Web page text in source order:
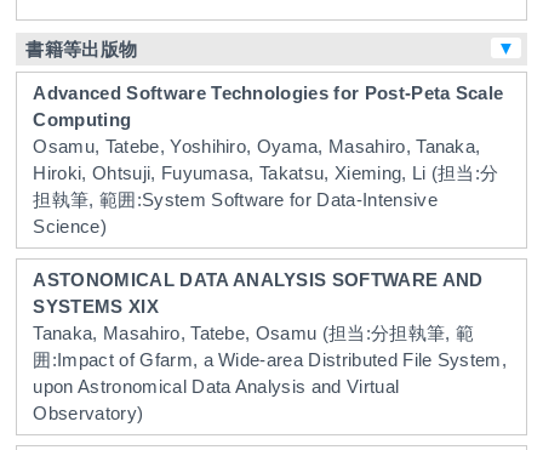
書籍等出版物 ▼
Advanced Software Technologies for Post-Peta Scale
Computing
Osamu, Tatebe, Yoshihiro, Oyama, Masahiro, Tanaka,
Hiroki, Ohtsuji, Fuyumasa, Takatsu, Xieming, Li (担当:分
担執筆, 範囲:System Software for Data-Intensive
Science)
ASTONOMICAL DATA ANALYSIS SOFTWARE AND
SYSTEMS XIX
Tanaka, Masahiro, Tatebe, Osamu (担当:分担執筆, 範
囲:Impact of Gfarm, a Wide-area Distributed File System,
upon Astronomical Data Analysis and Virtual
Observatory)